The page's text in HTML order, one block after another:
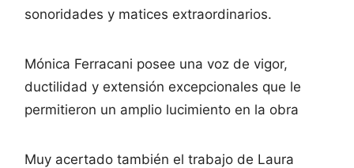
sonoridades y matices extraordinarios.
Mónica Ferracani posee una voz de vigor,
ductilidad y extensión excepcionales que le
permitieron un amplio lucimiento en la obra
Muy acertado también el trabajo de Laura